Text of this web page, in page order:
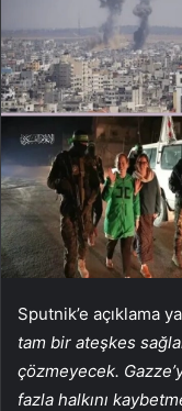
Sputnik’e açıklama
tam bir ateşkes
çözmeyecek.
fazla halkını